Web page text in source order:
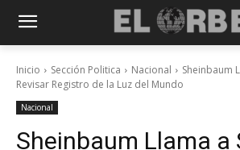
Inicio Sección Politica Nacional
Sheinbaum
Revisar Registro de la Luz del Mundo
Nacional
Sheinbaum Llama a